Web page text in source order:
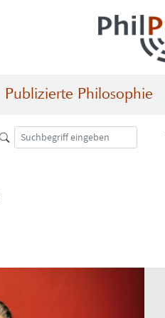
Publizierte Philosophie